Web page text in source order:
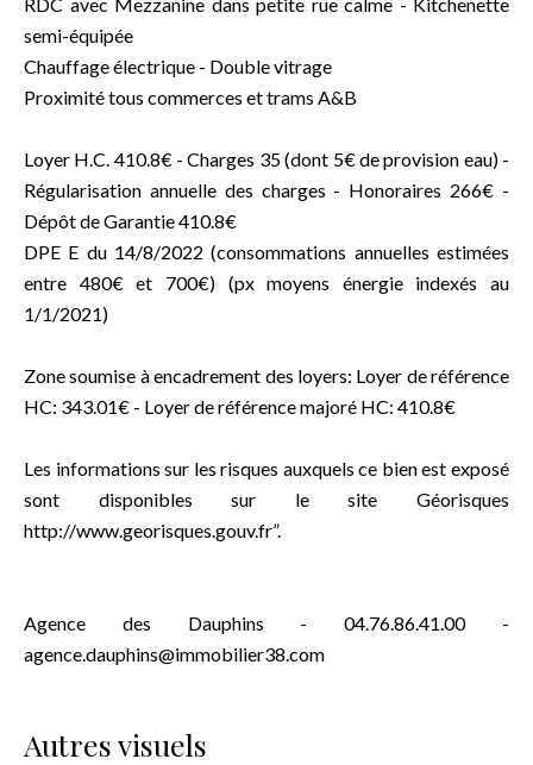
semi-équipée
Chauffage électrique - Double vitrage
Proximité tous commerces et trams A&B
Loyer H.C. 410.8€ - Charges 35 (dont 5€ de provision eau) -
Régularisation annuelle des charges - Honoraires 266€ -
Dépôt de Garantie 410.8€
DPE E du 14/8/2022 (consommations annuelles estimées
entre 480€ et 700€) (px moyens énergie indexés au
1/1/2021)
Zone soumise à encadrement des loyers: Loyer de référence
HC: 343.01€ - Loyer de référence majoré HC: 410.8€
Les informations sur les risques auxquels ce bien est exposé
sont disponibles sur le site Géorisques
http://www.georisques.gouv.fr”.
Agence des Dauphins - 04.76.86.41.00 -
agence.dauphins@immobilier38.com
Autres visuels